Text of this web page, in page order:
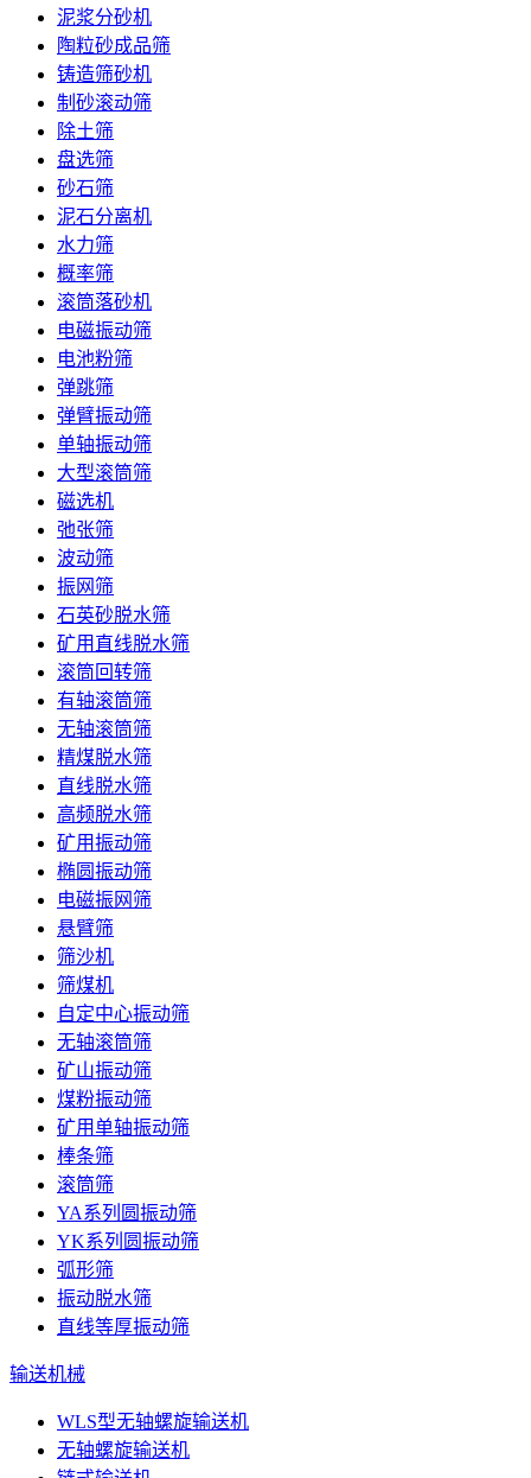
泥浆分砂机
陶粒砂成品筛
铸造筛砂机
制砂滚动筛
除土筛
盘选筛
砂石筛
泥石分离机
水力筛
概率筛
滚筒落砂机
电磁振动筛
电池粉筛
弹跳筛
弹臂振动筛
单轴振动筛
大型滚筒筛
磁选机
弛张筛
波动筛
振网筛
石英砂脱水筛
矿用直线脱水筛
滚筒回转筛
有轴滚筒筛
无轴滚筒筛
精煤脱水筛
直线脱水筛
高频脱水筛
矿用振动筛
椭圆振动筛
电磁振网筛
悬臂筛
筛沙机
筛煤机
自定中心振动筛
无轴滚筒筛
矿山振动筛
煤粉振动筛
矿用单轴振动筛
棒条筛
滚筒筛
YA系列圆振动筛
YK系列圆振动筛
弧形筛
振动脱水筛
直线等厚振动筛
输送机械
WLS型无轴螺旋输送机
无轴螺旋输送机